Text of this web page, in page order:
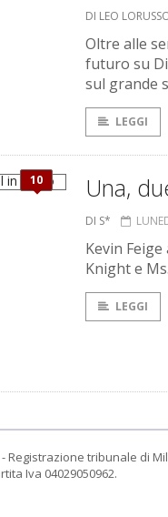
DI LEO
Oltre alle
futuro su
sul grande
LEGGI
10 Una,
DI S*
Kevin
Knight e
LEGGI
- Registrazione tribunale di
Iva 04029050962.